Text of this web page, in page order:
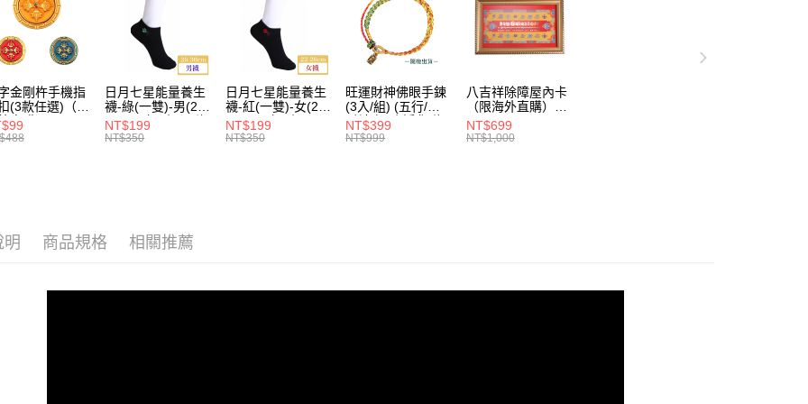
金剛杵手機指
(3款任選)（限
直購）Ring
日月七星能量養生
襪-綠(一雙)-男(26-
30cm)-船型（限海
外直購）Socks
NT$199
NT$350
日月七星能量養生
襪-紅(一雙)-女(22-
26cm) -船型 （限
海外直購）Socks
NT$199
NT$350
旺運財神佛眼手鍊
(3入/組) (五行/黃
財神/招財/淨化磁
場) (限海外直購)
NT$399
NT$999
八吉祥除障屋內卡
（限海外直購）
Ornament
NT$699
NT$1,000
明 商品規格 相關推薦